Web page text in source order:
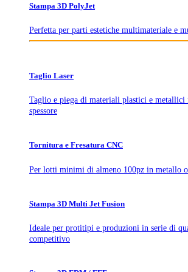
Stampa 3D PolyJet
Perfetta per parti estetiche multimateriale e
Taglio Laser
Taglio e piega di materiali plastici e
spessore
Tornitura e Fresatura CNC
Per lotti minimi di almeno 100pz in metallo
Stampa 3D Multi Jet Fusion
Ideale per protitipi e produzioni in serie di
competitivo